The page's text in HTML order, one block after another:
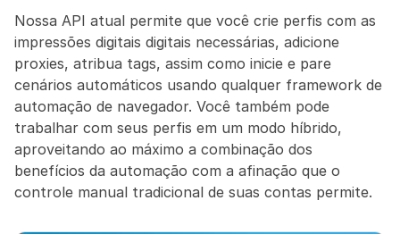
Nossa API atual permite que você crie perfis com as
impressões digitais digitais necessárias, adicione
proxies, atribua tags, assim como inicie e pare
cenários automáticos usando qualquer framework de
automação de navegador. Você também pode
trabalhar com seus perfis em um modo híbrido,
aproveitando ao máximo a combinação dos
benefícios da automação com a afinação que o
controle manual tradicional de suas contas permite.